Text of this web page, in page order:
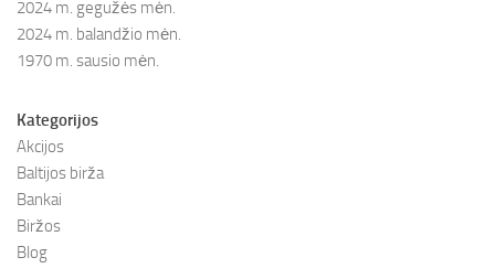
2024 m. gegužės mėn.
2024 m. balandžio mėn.
1970 m. sausio mėn.
Kategorijos
Akcijos
Baltijos birža
Bankai
Biržos
Blog